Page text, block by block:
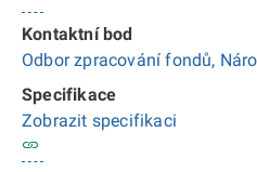
Kontaktní bod
Odbor zpracování fondů,
Specifikace
Zobrazit specifikaci